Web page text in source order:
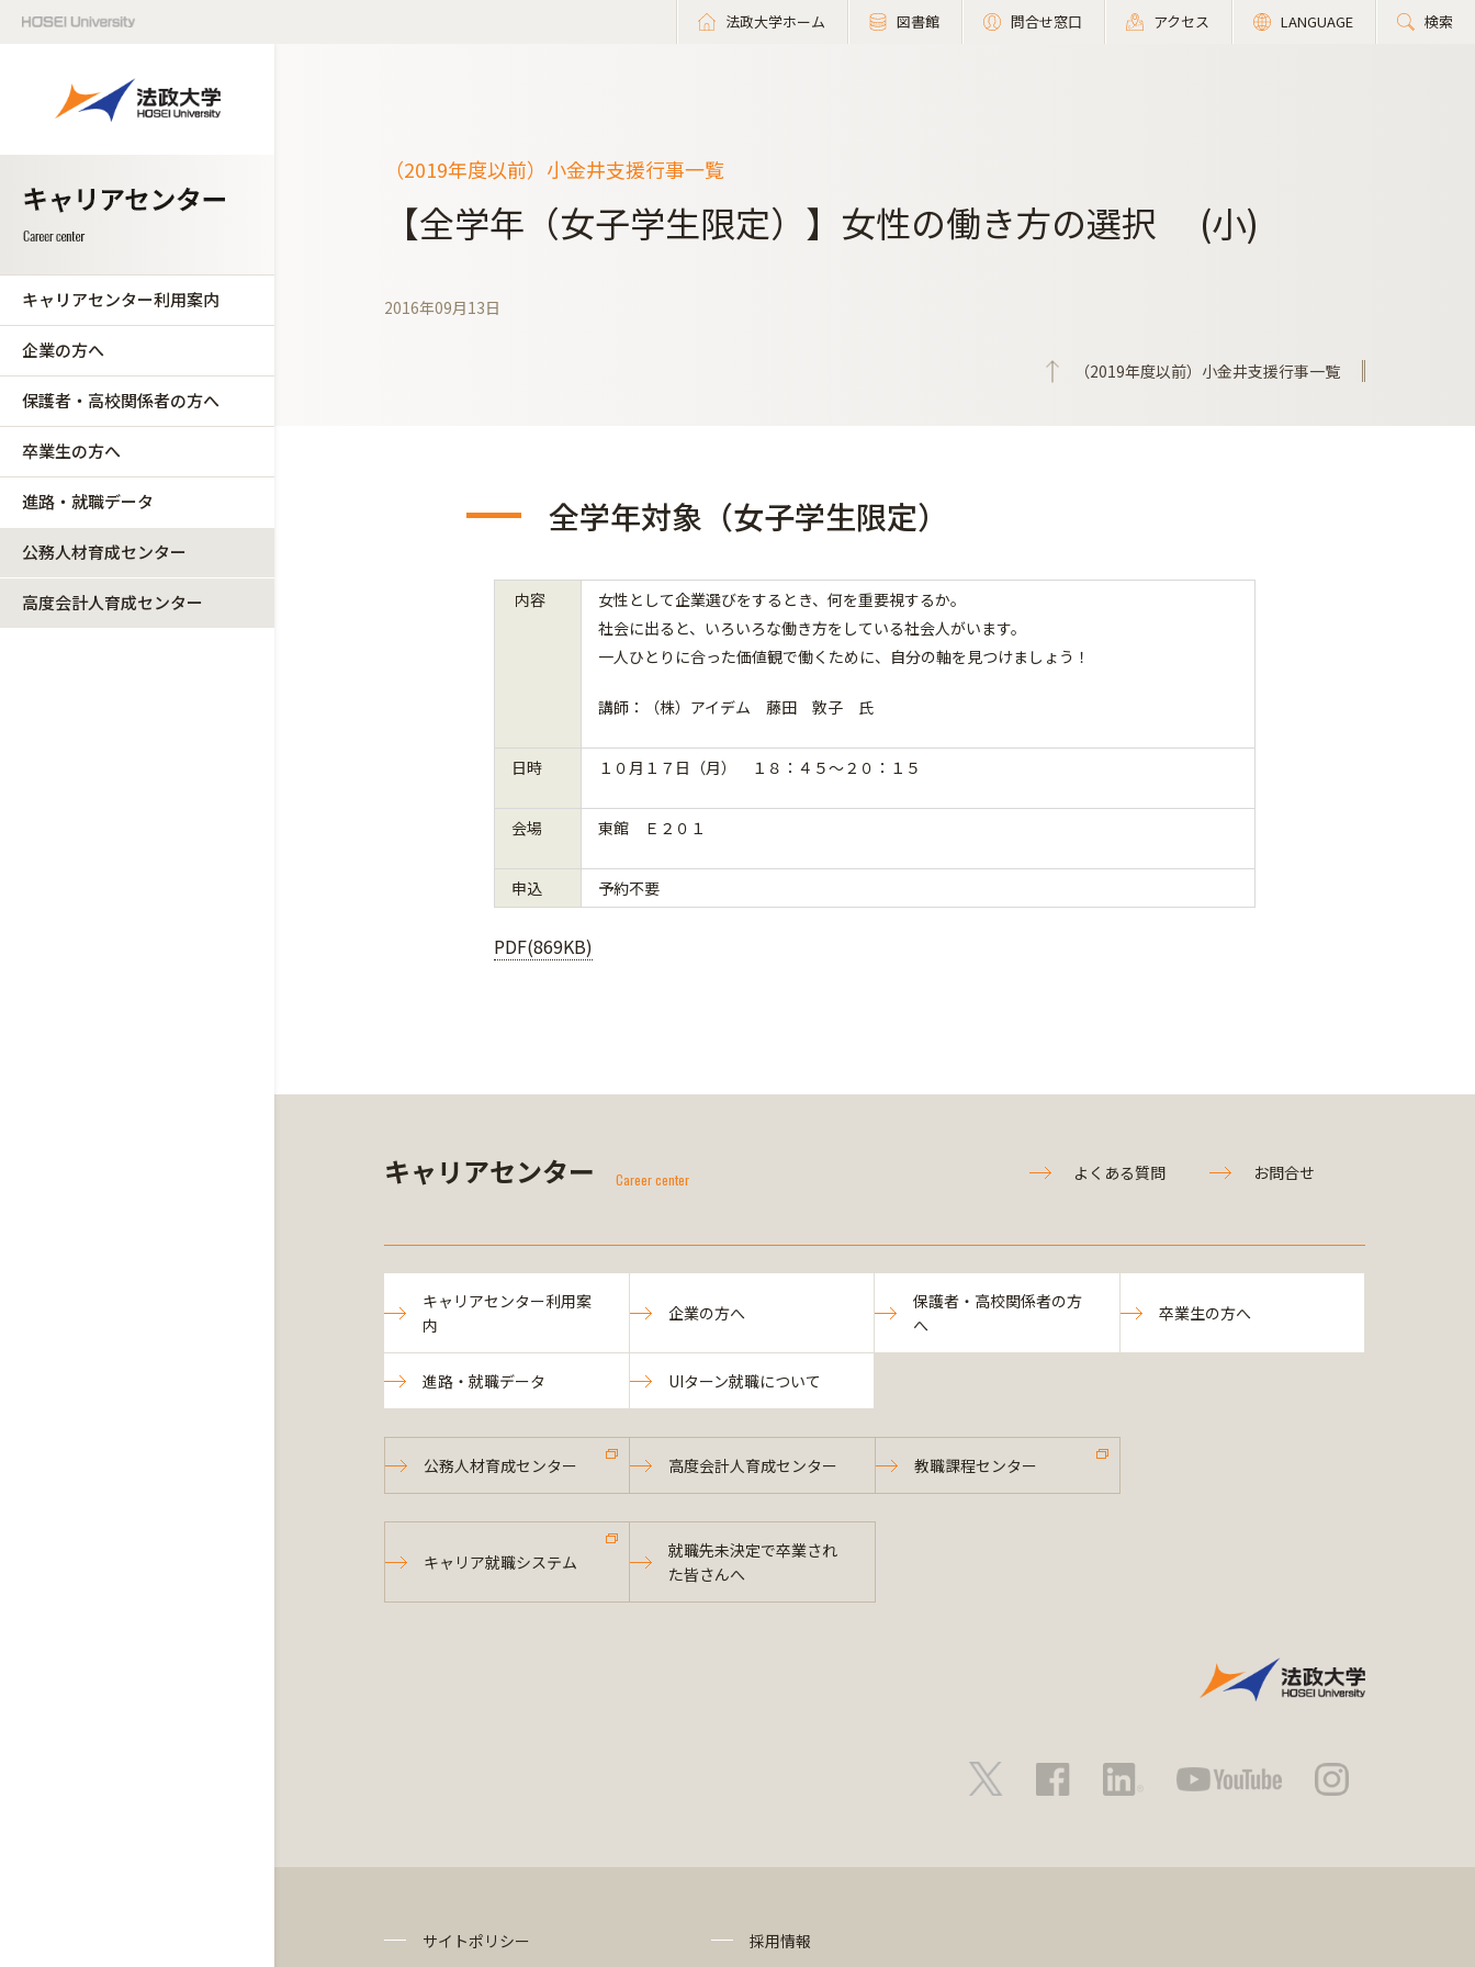
法政大学ホーム 図書館 問合せ窓口 アクセス LANGUAGE 検索
キャリアセンター利用案内
企業の方へ
保護者・高校関係者の方へ
卒業生の方へ
進路・就職データ
公務人材育成センター
高度会計人育成センター
（2019年度以前）小金井支援行事一覧
【全学年（女子学生限定）】女性の働き方の選択 (小)
2016年09月13日
（2019年度以前）小金井支援行事一覧
全学年対象（女子学生限定）
内容
女性として企業選びをするとき、何を重要視するか。
社会に出ると、いろいろな働き方をしている社会人がいます。
一人ひとりに合った価値観で働くために、自分の軸を見つけましょう！
講師：（株）アイデム 藤田 敦子 氏
日時 １０月１７日（月） １８：４５～２０：１５
会場 東館 Ｅ２０１
申込 予約不要
PDF(869KB)
キャリアセンター Career center よくある質問 お問合せ
キャリアセンター利用案
内
企業の方へ
保護者・高校関係者の方
へ
卒業生の方へ
進路・就職データ UIターン就職について
公務人材育成センター 高度会計人育成センター 教職課程センター
キャリア就職システム
就職先未決定で卒業され
た皆さんへ
サイトポリシー
採用情報